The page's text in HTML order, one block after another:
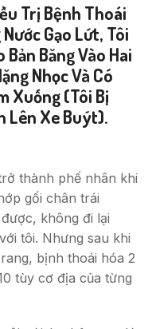
Trị Bệnh Thoái
Gạo Lứt, Tôi
Bản Băng Vào Hai
Nhọc Và Có
Xuống (tôi Bị
Lên Xe Buýt).
thành phế nhân khi
gối chân trái
không đi lại
tôi. Nhưng sau khi
bịnh thoái hóa 2
tùy cơ địa của từng